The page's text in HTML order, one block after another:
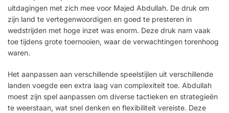
uitdagingen met zich mee voor Majed Abdullah. De druk om
zijn land te vertegenwoordigen en goed te presteren in
wedstrijden met hoge inzet was enorm. Deze druk nam vaak
toe tijdens grote toernooien, waar de verwachtingen torenhoog
waren.
Het aanpassen aan verschillende speelstijlen uit verschillende
landen voegde een extra laag van complexiteit toe. Abdullah
moest zijn spel aanpassen om diverse tactieken en strategieën
te weerstaan, wat snel denken en flexibiliteit vereiste. Deze